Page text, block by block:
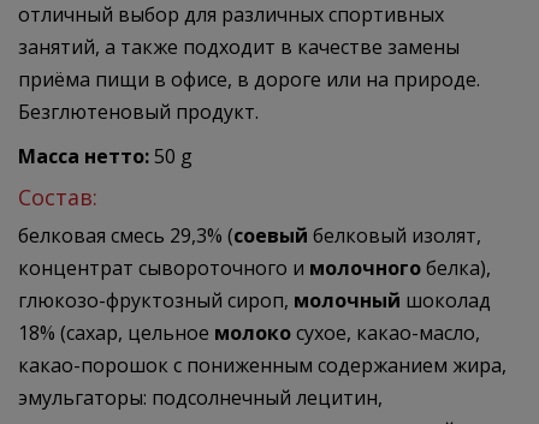
отличный выбор для различных спортивных
занятий, а также подходит в качестве замены
приёма пищи в офисе, в дороге или на природе.
Безглютеновый продукт.
Масса нетто:50 g
Состав:
белковая смесь 29,3% (соевый белковый изолят,
концентрат сывороточного и молочногобелка),
глюкозо-фруктозный сироп, молочный шоколад
18% (сахар, цельное молокосухое, какао-масло,
какао-порошок с пониженным содержанием жира,
эмульгаторы: подсолнечный лецитин,